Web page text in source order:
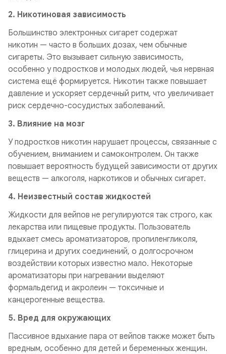
2. Никотиновая зависимость
Большинство электронных сигарет содержат
никотин — часто в больших дозах, чем обычные
сигареты. Это вызывает сильную зависимость,
особенно у подростков и молодых людей, чья нервная
система ещё формируется. Никотин также повышает
давление и ускоряет сердечный ритм, что увеличивает
риск сердечно-сосудистых заболеваний.
3. Влияние на мозг
У подростков никотин нарушает процессы, связанные с
обучением, вниманием и самоконтролем. Он также
повышает вероятность будущей зависимости от других
веществ — алкоголя, наркотиков и обычных сигарет.
4. Неизвестный состав жидкостей
Жидкости для вейпов не регулируются так строго, как
лекарства или пищевые продукты. Пользователь
вдыхает смесь ароматизаторов, пропиленгликоля,
глицерина и других соединений, о долгосрочном
воздействии которых известно мало. Некоторые
ароматизаторы при нагревании выделяют
формальдегид и акролеин — токсичные и
канцерогенные вещества.
5. Вред для окружающих
Пассивное вдыхание пара от вейпов также может быть
вредным, особенно для детей и беременных женщин.